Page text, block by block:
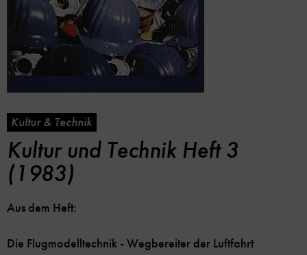
Kultur & Technik
Kultur und Technik Heft 3
(1983)
Aus dem Heft:
Die Flugmodelltechnik - Wegbereiter der Luftfahrt